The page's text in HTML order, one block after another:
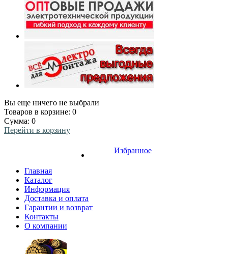
Вы еще ничего не выбрали
Товаров в корзине: 0
Сумма: 0
Перейти в корзину
Избранное
Главная
Каталог
Информация
Доставка и оплата
Гарантии и возврат
Контакты
О компании